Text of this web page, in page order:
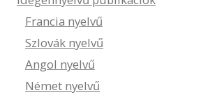
Francia nyelvű
Szlovák nyelvű
Angol nyelvű
Német nyelvű